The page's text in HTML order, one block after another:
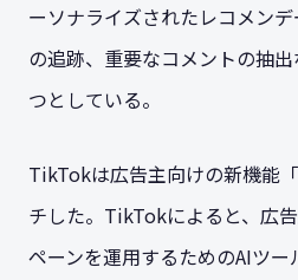
ーソナライズされたレコメン
の追跡、重要なコメントの抽
つとしている。
TikTokは広告主向けの新機能
チした。TikTokによると、広
ペーンを運用するためのAIツ